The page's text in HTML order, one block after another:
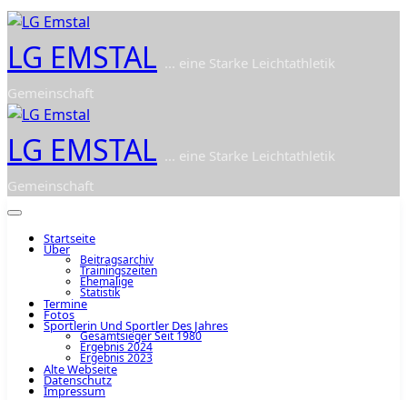
LG EMSTAL ... eine Starke Leichtathletik
Gemeinschaft
LG EMSTAL ... eine Starke Leichtathletik
Gemeinschaft
Startseite
Über
Beitragsarchiv
Trainingszeiten
Ehemalige
Statistik
Termine
Fotos
Sportlerin Und Sportler Des Jahres
Gesamtsieger Seit 1980
Ergebnis 2024
Ergebnis 2023
Alte Webseite
Datenschutz
Impressum